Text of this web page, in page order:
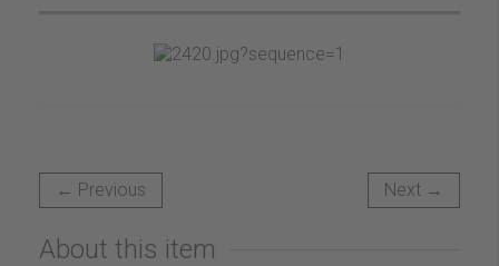
← Previous Next →
About this item